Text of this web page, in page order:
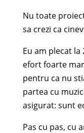
Nu toate
sa crezi ca
Eu am plecat la
efort foarte
pentru ca nu
partea cu
asigurat: sunt
Pas cu pas, cu